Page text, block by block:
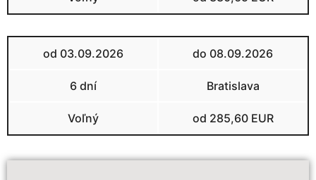
od 03.09.2026 do 08.09.2026
6 dní Bratislava
Voľný od 285,60 EUR